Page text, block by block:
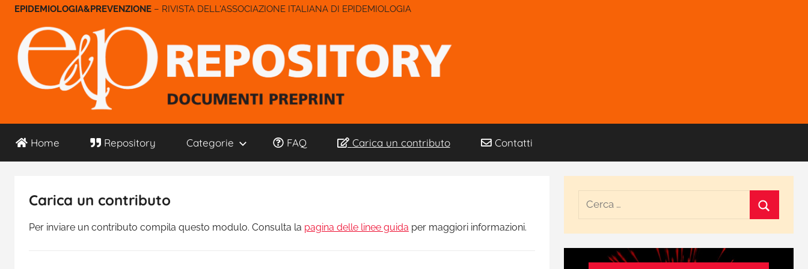
Salta
contenuto
– RIVISTA DELL'ASSOCIAZIONE ITALIANA DI EPIDEMIOLOGIA
E&P
Repository
Home Repository Categorie FAQ Carica un contributo Contatti
Carica un contributo
Per inviare un contributo compila questo modulo. Consulta la pagina delle linee guida per maggiori informazioni.